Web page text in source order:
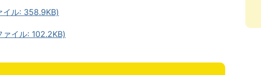
ル: 358.9KB)
イル: 102.2KB)